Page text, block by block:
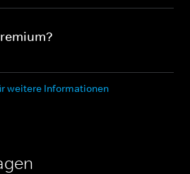
weitere Informationen